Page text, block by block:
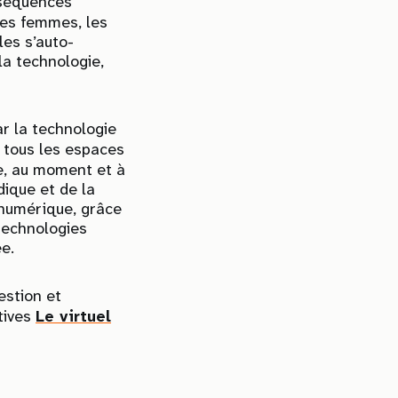
femmes, les
s’auto-
technologie,
la technologie
les espaces
au moment et à
et de la
grâce
et
Le virtuel